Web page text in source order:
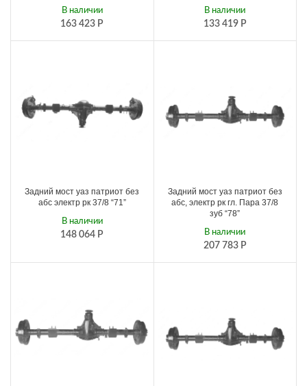
163 423 Р
В наличии
133 419 Р
В наличии
Задний мост уаз патриот без
абс электр рк 37/8 “71”
148 064 Р
В наличии
Задний мост уаз патриот без
абс, электр рк гл. Пара 37/8
зуб “78”
207 783 Р
В наличии